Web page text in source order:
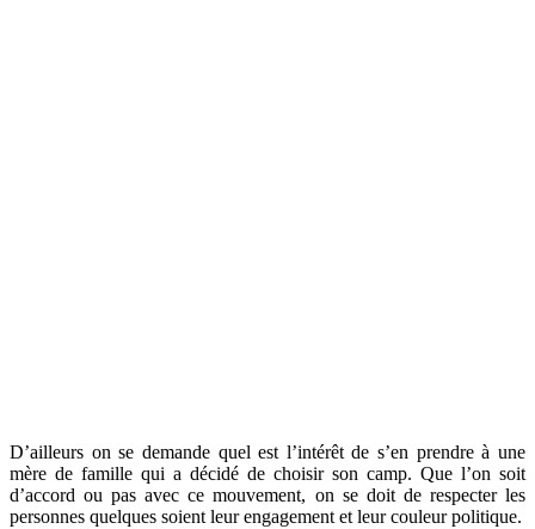
D’ailleurs on se demande quel est l’intérêt de s’en prendre à une
mère de famille qui a décidé de choisir son camp. Que l’on soit
d’accord ou pas avec ce mouvement, on se doit de respecter les
personnes quelques soient leur engagement et leur couleur politique.